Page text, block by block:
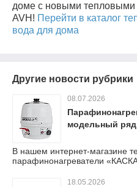
доме с новыми тепловыми
AVH! Перейти в каталог
вода для дома
Другие новости рубрики
08.07.2026
модельный ряд
В нашем интернет-магазине
парафинонагреватели
18.05.2026